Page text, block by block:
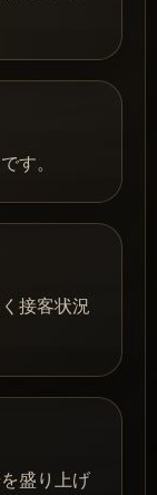
す。
接客状況
盛り上げ